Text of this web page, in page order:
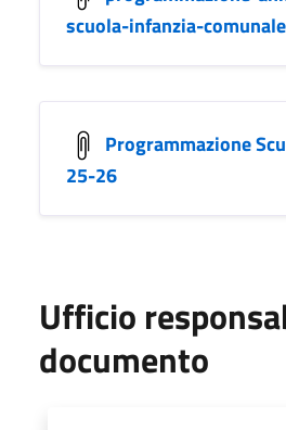
scuola-infanzia-
Programmazione
25-26
Ufficio
documento